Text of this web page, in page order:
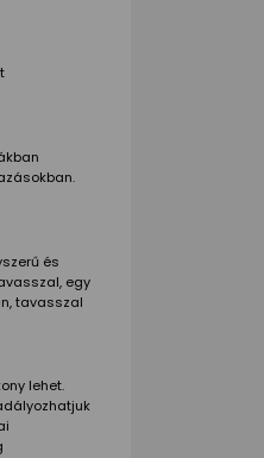
és
egy
tavasszal
lehet.